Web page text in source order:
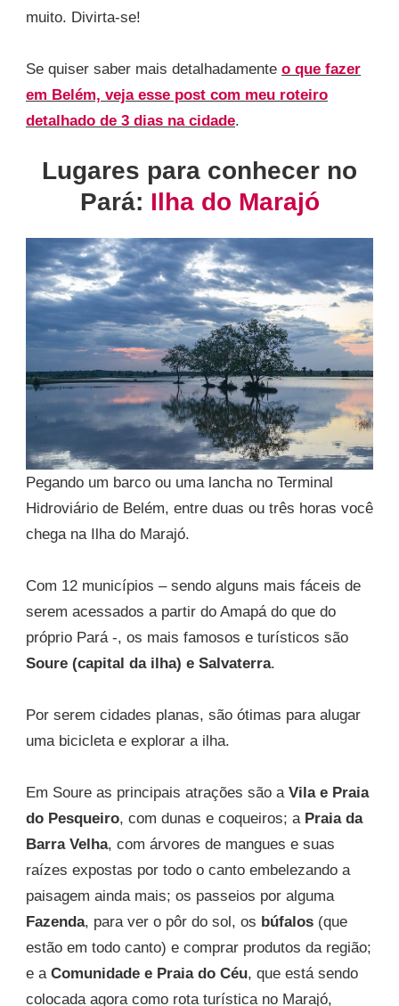
muito. Divirta-se!
Se quiser saber mais detalhadamente o que fazer
em Belém, veja esse post com meu roteiro
detalhado de 3 dias na cidade.
Lugares para conhecer no
Pará: Ilha do Marajó
Pegando um barco ou uma lancha no Terminal
Hidroviário de Belém, entre duas ou três horas você
chega na Ilha do Marajó.
Com 12 municípios – sendo alguns mais fáceis de
serem acessados a partir do Amapá do que do
próprio Pará -, os mais famosos e turísticos são
Soure (capital da ilha) e Salvaterra.
Por serem cidades planas, são ótimas para alugar
uma bicicleta e explorar a ilha.
Em Soure as principais atrações são a Vila e Praia
do Pesqueiro, com dunas e coqueiros; a Praia da
Barra Velha, com árvores de mangues e suas
raízes expostas por todo o canto embelezando a
paisagem ainda mais; os passeios por alguma
Fazenda, para ver o pôr do sol, os búfalos (que
estão em todo canto) e comprar produtos da região;
e a Comunidade e Praia do Céu, que está sendo
colocada agora como rota turística no Marajó,